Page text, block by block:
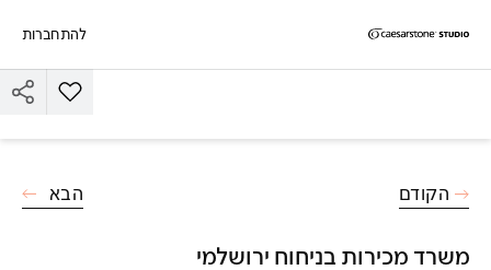
דילוג לתוכן המרכזי
להתחברות
Skip to Main Footer
הוסף את
משרד מכירות בניחוח ירושלמי
הקודם הבא